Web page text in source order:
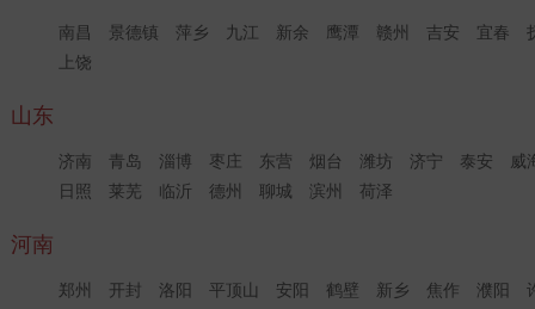
南昌 景德镇 萍乡 九江 新余 鹰潭 赣州 吉安 宜春
上饶
山东
济南 青岛 淄博 枣庄 东营 烟台 潍坊 济宁 泰安
威
日照
莱芜 临沂 德州 聊城 滨州 荷泽
河南
郑州 开封 洛阳 平顶山 安阳 鹤壁 新乡 焦作 濮阳